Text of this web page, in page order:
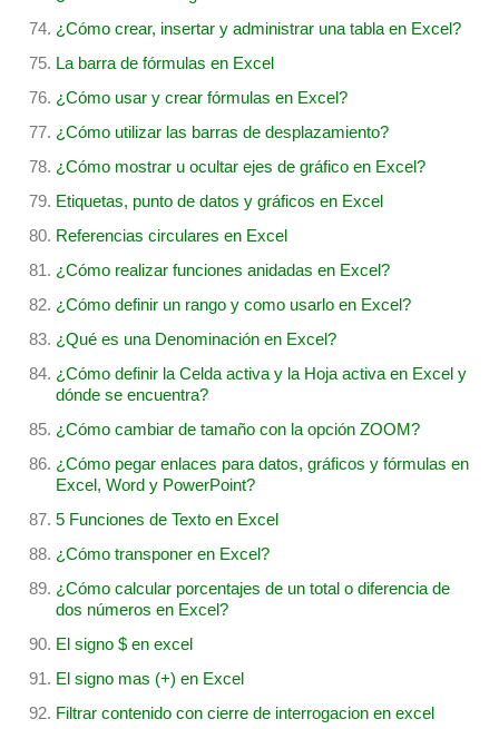
¿Cómo crear, insertar y administrar una tabla en Excel?
La barra de fórmulas en Excel
¿Cómo usar y crear fórmulas en Excel?
¿Cómo utilizar las barras de desplazamiento?
¿Cómo mostrar u ocultar ejes de gráfico en Excel?
Etiquetas, punto de datos y gráficos en Excel
Referencias circulares en Excel
¿Cómo realizar funciones anidadas en Excel?
¿Cómo definir un rango y como usarlo en Excel?
¿Qué es una Denominación en Excel?
¿Cómo definir la Celda activa y la Hoja activa en Excel y
dónde se encuentra?
¿Cómo cambiar de tamaño con la opción ZOOM?
¿Cómo pegar enlaces para datos, gráficos y fórmulas en
Excel, Word y PowerPoint?
5 Funciones de Texto en Excel
¿Cómo transponer en Excel?
¿Cómo calcular porcentajes de un total o diferencia de
dos números en Excel?
El signo $ en excel
El signo mas (+) en Excel
Filtrar contenido con cierre de interrogacion en excel